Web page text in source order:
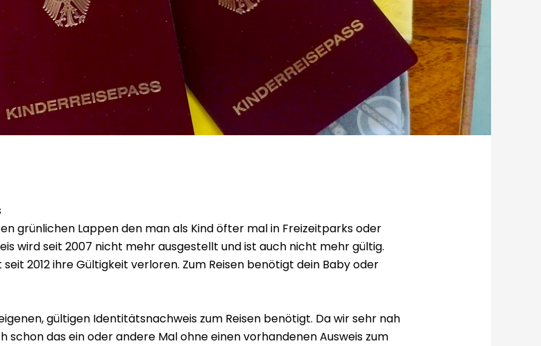
grünlichen Lappen den man als Kind öfter mal in Freizeitparks oder
wird seit 2007 nicht mehr ausgestellt und ist auch nicht mehr gültig.
2012 ihre Gültigkeit verloren. Zum Reisen benötigt dein Baby oder
gültigen Identitätsnachweis zum Reisen benötigt. Da wir sehr nah
schon das ein oder andere Mal ohne einen vorhandenen Ausweis zum